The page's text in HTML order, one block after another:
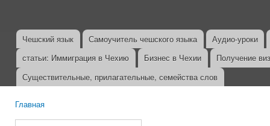
Главное меню
Чешский язык Самоучитель чешского языка
Аудио-уроки
статьи: Иммиграция в Чехию
Бизнес в Чехии
Получение
Существительные, прилагательные, семейства слов
Главная